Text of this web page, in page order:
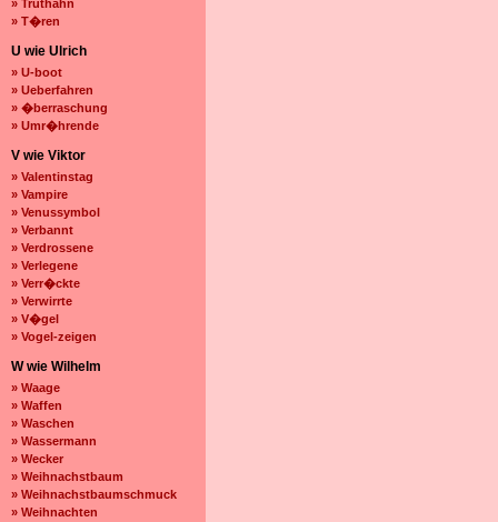
» Truthahn
» T�ren
U wie Ulrich
» U-boot
» Ueberfahren
» �berraschung
» Umr�hrende
V wie Viktor
» Valentinstag
» Vampire
» Venussymbol
» Verbannt
» Verdrossene
» Verlegene
» Verr�ckte
» Verwirrte
» V�gel
» Vogel-zeigen
W wie Wilhelm
» Waage
» Waffen
» Waschen
» Wassermann
» Wecker
» Weihnachstbaum
» Weihnachstbaumschmuck
» Weihnachten